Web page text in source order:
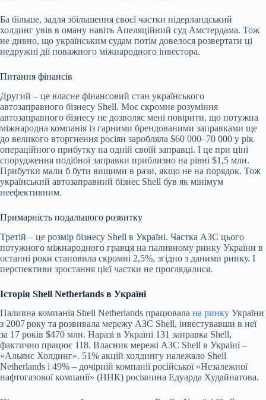
Ба більше, задля збільшення своєї частки нідерландський
холдинг увів в оману навіть Апеляційний суд Амстердама. Тож
не дивно, що українським судам потім довелося розвертати ці
недружні дії поважного міжнародного інвестора.
Питання фінансів
Другий – це власне фінансовий стан українського
автозаправного бізнесу Shell. Моє скромне розуміння
автозаправного бізнесу не дозволяє мені повірити, що потужна
міжнародна компанія із гарними брендованими заправками ще
до великого вторгнення росіян заробляла $60 000–70 000 у рік
операційного прибутку на одній своїй заправці. І це при ціні
спорудження подібної заправки приблизно на рівні $1,5 млн.
Прибутки мали б бути вищими в рази, якщо не на порядок. Тож
український автозаправний бізнес Shell був як мінімум
неефективним.
Примарність подальшого розвитку
Третій – це розмір бізнесу Shell в Україні. Частка АЗС цього
потужного міжнародного гравця на паливному ринку України в
останні роки становила скромні 2,5%, згідно з даними ринку. І
перспективи зростання цієї частки не проглядалися.
Історія Shell Netherlands в Україні
Паливна компанія Shell Netherlands працювала на ринку України
з 2007 року та розвивала мережу АЗС Shell, інвестувавши в неї
за 17 років $470 млн. Наразі в Україні 131 заправка Shell,
фактично працює 118. Власник мережі АЗС Shell в Україні –
«Альянс Холдинг». 51% акцій холдингу належало Shell
Netherlands і 49% – дочірній компанії російської «Незалежної
нафтогазової компанії» (ННК) росіянина Едуарда Худайнатова.